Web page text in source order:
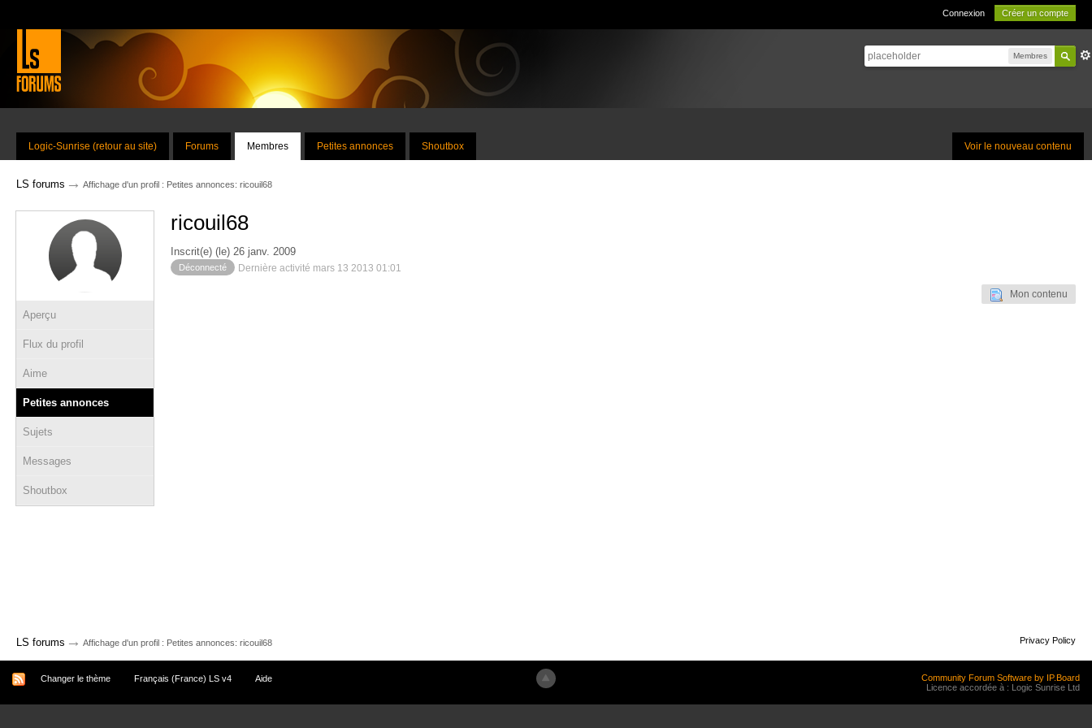
Connexion Créer un compte
Membres
Voir le nouveau contenu
Logic-Sunrise (retour au site) Forums Membres Petites annonces Shoutbox
LS forums → Affichage d'un profil : Petites annonces: ricouil68
Aperçu
Flux du profil
Aime
Petites annonces
Sujets
Messages
Shoutbox
ricouil68
Inscrit(e) (le) 26 janv. 2009
Déconnecté Dernière activité mars 13 2013 01:01
Mon contenu
LS forums → Affichage d'un profil : Petites annonces: ricouil68 Privacy Policy
Changer le thème Français (France) LS v4 Aide
Community Forum Software by IP.Board
Licence accordée à : Logic Sunrise Ltd